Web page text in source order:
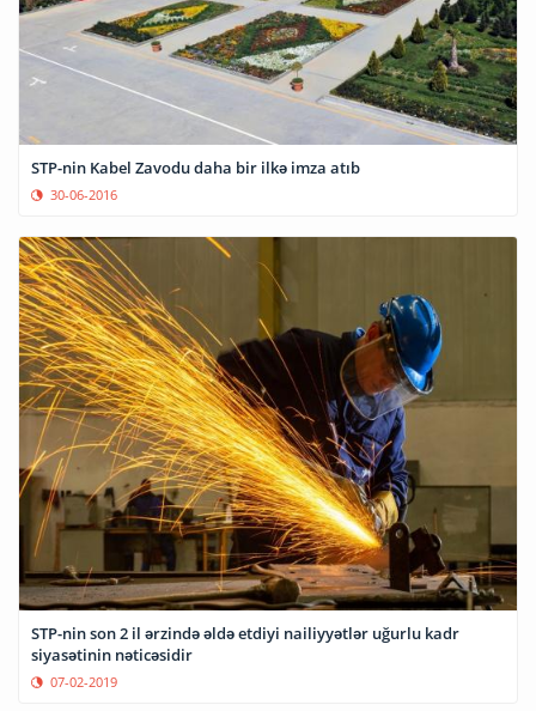
STP-nin Kabel Zavodu daha bir ilkə imza atıb
30-06-2016
STP-nin son 2 il ərzində əldə etdiyi nailiyyətlər uğurlu kadr
siyasətinin nəticəsidir
07-02-2019